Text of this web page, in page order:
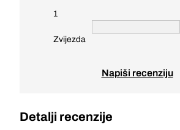
1
Zvijezda
Napiši recenziju
Detalji recenzije